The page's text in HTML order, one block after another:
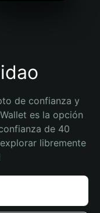
de confianza y
es la opción
de 40
libremente